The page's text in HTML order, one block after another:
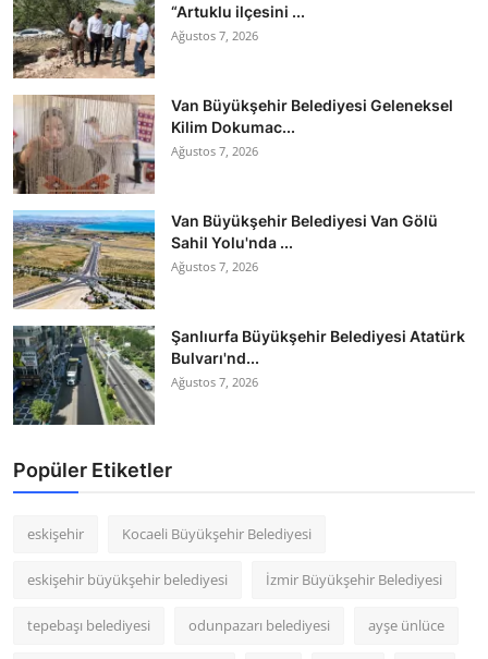
“Artuklu ilçesini ...
Ağustos 7, 2026
Van Büyükşehir Belediyesi Geleneksel
Kilim Dokumac...
Ağustos 7, 2026
Van Büyükşehir Belediyesi Van Gölü
Sahil Yolu'nda ...
Ağustos 7, 2026
Şanlıurfa Büyükşehir Belediyesi Atatürk
Bulvarı'nd...
Ağustos 7, 2026
Popüler Etiketler
eskişehir Kocaeli Büyükşehir Belediyesi
eskişehir büyükşehir belediyesi İzmir Büyükşehir Belediyesi
tepebaşı belediyesi odunpazarı belediyesi ayşe ünlüce